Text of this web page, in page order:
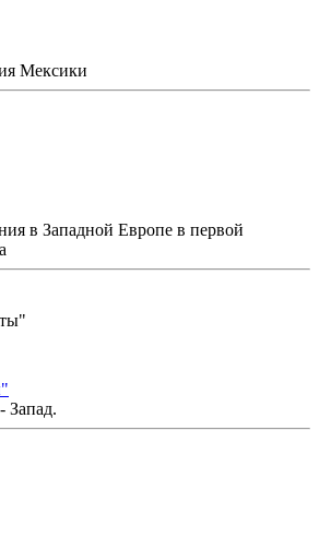
Мексики
в Западной Европе в первой
Запад.